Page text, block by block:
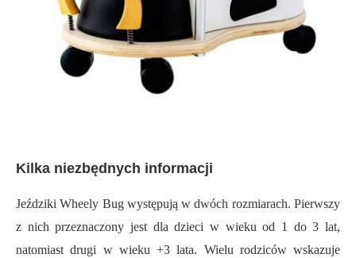
Kilka niezbędnych informacji
Jeździki Wheely Bug występują w dwóch rozmiarach. Pierwszy
z nich przeznaczony jest dla dzieci w wieku od 1 do 3 lat,
natomiast drugi w wieku +3 lata. Wielu rodziców wskazuje